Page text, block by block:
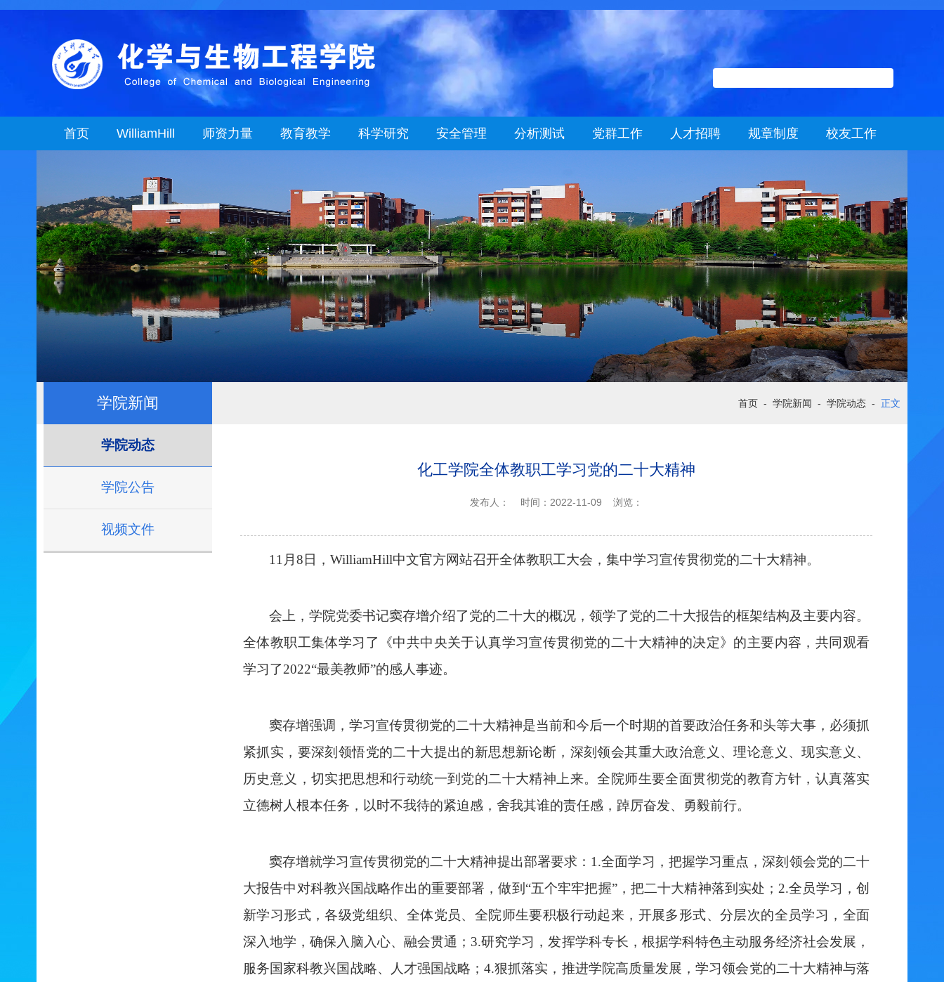
首页 WilliamHill 师资力量 教育教学 科学研究 安全管理 分析测试 党群工作 人才招聘 规章制度 校友工作
学院新闻 首页 - 学院新闻 - 学院动态 - 正文
学院动态
学院公告
视频文件
化工学院全体教职工学习党的二十大精神
发布人： 时间：2022-11-09 浏览：
11月 8 日， WilliamHill中文官方网站召开全体教职工大会， 集中学习宣传贯彻党的二十大精神。
会上，学院党委书记窦存增介绍了党的二十大的概况， 领学了党的二十大报告的框架结构及主要内容。
全体教职工集体学习了《中共中央关于认真学习宣传贯彻党的二十大精神的决定》 的主要内容， 共同 观看
学习了2022“最美教师”的感人事迹。
窦存增强调， 学习宣传贯彻党的二十大精神是当前和今后一个时期的首要政治任务和头等大事，必须抓
紧抓实，要深刻领悟党的二十大提出的新思想新论断，深刻领会其重大政治意义、理论意义、现实意义、
历史意义，切实把思想和行动统一到党的二十大精神上来。全院师生要全面贯彻党的教育方针，认真落实
立德树人根本任务，以时不我待的紧迫感，舍我其谁的责任感，踔厉奋发、勇毅前行。
窦存增就学习宣传贯彻党的二十大精神提出部署要求： 1.全面学习，把握学习重点，深刻领会党的二十
大报告中对科教兴国战略作出的重要部署，做到 “五个牢牢把握”，把二十大精神落到实处； 2.全员学习，创
新学习形式，各级党组织、全体党员、全院师生要积极行动起来， 开展多形式、分层次的全员学习，全面
深入地学，确保入脑入心、融会贯通； 3.研究学习，发挥学科专长，根据学科特色主动服务经济社会发展，
服务国家科教兴国战略、人才强国战略；4.狠抓落实，推进学院高质量发展 ，学习领会党的二十大精神与落